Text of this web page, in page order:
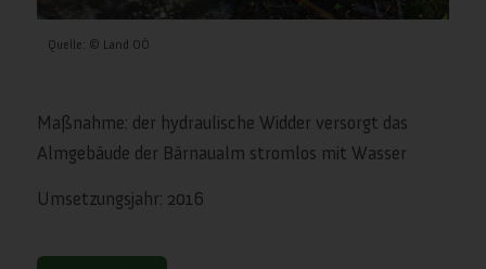
Quelle: © Land OÖ
Maßnahme: der hydraulische Widder versorgt das
Almgebäude der Bärnaualm stromlos mit Wasser
Umsetzungsjahr: 2016